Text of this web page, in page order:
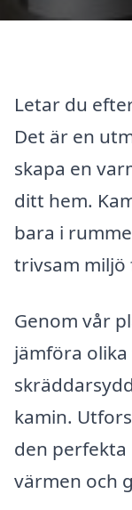
Letar du
Det är en
skapa en
ditt hem.
bara i
trivsam miljö
Genom vår
jämföra
kamin.
den
värmen och